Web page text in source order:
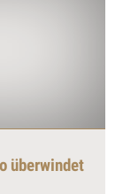
überwindet